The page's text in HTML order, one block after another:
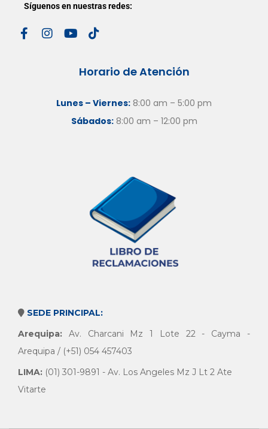
Síguenos en nuestras redes:
Horario de Atención
Lunes – Viernes: 8:00 am – 5:00 pm
Sábados:8:00 am – 12:00 pm
SEDE PRINCIPAL:
Arequipa: Av. Charcani Mz 1 Lote 22 - Cayma -
Arequipa / (+51) 054 457403
LIMA: (01) 301-9891 - Av. Los Angeles Mz J Lt 2 Ate
Vitarte